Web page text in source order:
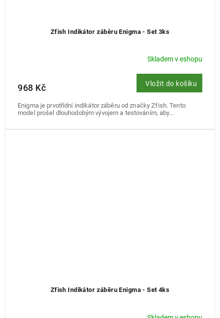
Zfish Indikátor záběru Enigma - Set 3ks
Skladem v eshopu
968 Kč Vložit do košíku
Enigma je prvotřídní indikátor záběru od značky Zfish. Tento
model prošel dlouhodobým vývojem a testováním, aby...
Zfish Indikátor záběru Enigma - Set 4ks